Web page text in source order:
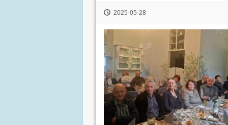
2025-05-28